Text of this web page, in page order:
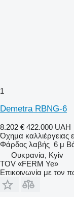
1
Demetra RBNG-6
8.202 € 422.000 UAH
Όχημα καλλιέργειας
Φάρδος λαβής 6 μ
Ουκρανία, Kyiv
TOV «FERM Ye»
Επικοινωνία με τον